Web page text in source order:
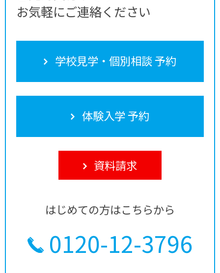
お気軽にご連絡ください
学校見学・個別相談 予約
体験入学 予約
資料請求
はじめての方はこちらから
0120-12-3796